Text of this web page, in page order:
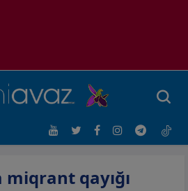
qayığı